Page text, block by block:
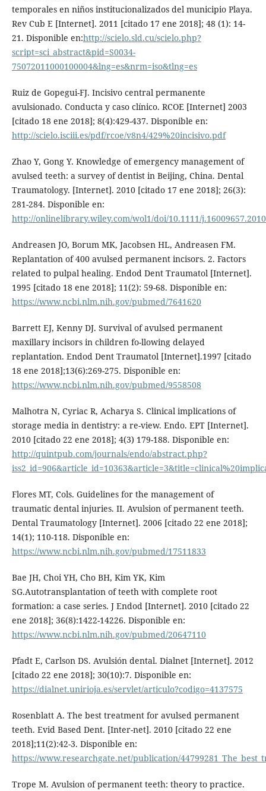
temporales en niños institucionalizados del municipio Playa.
Rev Cub E [Internet]. 2011 [citado 17 ene 2018]; 48 (1): 14-
21. Disponible en:http://scielo.sld.cu/scielo.php?
script=sci_abstract&pid=S0034-
75072011000100004&lng=es&nrm=iso&tlng=es
Ruiz de Gopegui-FJ. Incisivo central permanente
avulsionado. Conducta y caso clínico. RCOE [Internet] 2003
[citado 18 ene 2018]; 8(4):429-437. Disponible en:
http://scielo.isciii.es/pdf/rcoe/v8n4/429%20incisivo.pdf
Zhao Y, Gong Y. Knowledge of emergency management of
avulsed teeth: a survey of dentist in Beijing, China. Dental
Traumatology. [Internet]. 2010 [citado 17 ene 2018]; 26(3):
281-284. Disponible en:
http://onlinelibrary.wiley.com/wol1/doi/10.1111/
Andreasen JO, Borum MK, Jacobsen HL, Andreasen FM.
Replantation of 400 avulsed permanent incisors. 2. Factors
related to pulpal healing. Endod Dent Traumatol [Internet].
1995 [citado 18 ene 2018]; 11(2): 59-68. Disponible en:
https://www.ncbi.nlm.nih.gov/pubmed/7641620
Barrett EJ, Kenny DJ. Survival of avulsed permanent
maxillary incisors in children fo-llowing delayed
replantation. Endod Dent Traumatol [Internet].1997 [citado
18 ene 2018];13(6):269-275. Disponible en:
https://www.ncbi.nlm.nih.gov/pubmed/9558508
Malhotra N, Cyriac R, Acharya S. Clinical implications of
storage media in dentistry: a re-view. Endo. EPT [Internet].
2010 [citado 22 ene 2018]; 4(3) 179-188. Disponible en:
http://quintpub.com/journals/endo/abstract.php?
Flores MT, Cols. Guidelines for the management of
traumatic dental injuries. II. Avulsion of permanent teeth.
Dental Traumatology [Internet]. 2006 [citado 22 ene 2018];
14(1); 110-118. Disponible en:
https://www.ncbi.nlm.nih.gov/pubmed/17511833
Bae JH, Choi YH, Cho BH, Kim YK, Kim
SG.Autotransplantation of teeth with complete root
formation: a case series. J Endod [Internet]. 2010 [citado 22
ene 2018]; 36(8):1422-14226. Disponible en:
https://www.ncbi.nlm.nih.gov/pubmed/20647110
Pfadt E, Carlson DS. Avulsión dental. Dialnet [Internet]. 2012
[citado 22 ene 2018]; 30(10):7. Disponible en:
https://dialnet.unirioja.es/servlet/articulo?codigo=4137575
Rosenblatt A. The best treatment for avulsed permanent
teeth. Evid Based Dent. [Inter-net]. 2010 [citado 22 ene
2018];11(2):42-3. Disponible en:
https://www.researchgate.net/publication/
Trope M. Avulsion of permanent teeth: theory to practice.